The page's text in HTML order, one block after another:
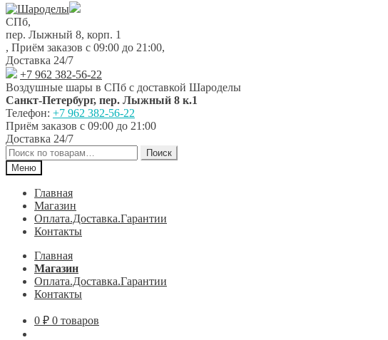
Перейти
к
навигации
Перейти
к
содержимому
СПб,
пер. Лыжный 8, корп. 1
, Приём заказов с 09:00 до 21:00,
Доставка 24/7
+7 962 382-56-22
Воздушные шары в СПб с доставкой Шароделы
Санкт-Петербург, пер. Лыжный 8 к.1
Телефон: +7 962 382-56-22
Приём заказов с 09:00 до 21:00
Доставка 24/7
Искать:
Поиск
Меню
Главная
Магазин
Оплата.Доставка.Гарантии
Контакты
Главная
Магазин
Оплата.Доставка.Гарантии
Контакты
0 ₽ 0 товаров